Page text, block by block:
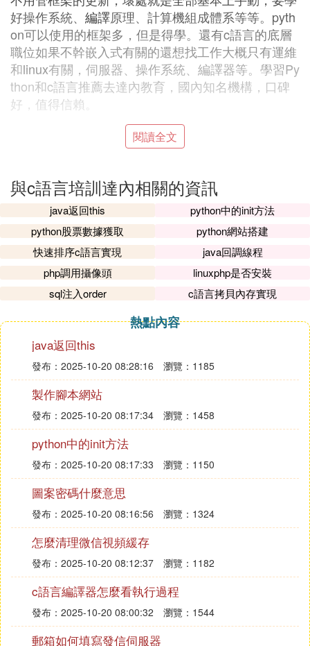
好操作系統、 編譯原理、計算機組成體系等等。pyth
on可以使用的框架多，但是得學。還有c語言的底層
職位如果不幹嵌入式有關的還想找工作大概只有運維
和linux有關，伺服器、操作系統、編譯器等。學習Py
thon和c語言推薦去達內教育，國內知名機構，口碑
好，值得信賴。
達內教育目前已在北京、上海、廣州、深圳、大連、
0多人，累計培訓量已學員已達100萬人次。達內集團
憑借雄厚的技術研發實力、過硬的教學質量、成熟的
就業服務團隊，為學員提供強大的職業競爭力，在用
人企業中樹立了良好的口碑。 感興趣的話點擊此
處，免費學習一下
想了解更多有關Python和c語言的相關信息，推薦咨
詢達內教育。達內教育已從事19年IT技術培訓，累計
培養100萬學員，並且獨創TTS8.0教學系統，1v1督
學，跟蹤式學習，有疑問隨時溝通。該機構26大課程
體系緊跟企業需求，企業級項目，課程穿插大廠真實
項目講解，對標企業人才標准，制定專業學習計劃，
囊括主流熱點技術,助力學生更好的學習。
④ 深圳嵌入式培訓機構哪家好
深圳嵌入式培訓機構比較好的有達內IT教育、深圳北
大青鳥、中科信軟等，具體介紹如下：
3、中科信軟（深圳校區）
中科信軟高級技術服務中心（簡稱中科信軟）高級技
術服務中心成立於2007年，是中國專業軟體技術服務
平台，上千種海量技術服務，上萬名專家技術人才，
成立13年來專注為國內外企事業單位提供專業技術服
務。
已為全國30多個城市，數百家企業完成「一站式整體
閱讀全文
與c語言培訓達內相關的資訊
java返回this
python中的init方法
python股票數據獲取
python網站搭建
快速排序c語言實現
java回調線程
php調用攝像頭
linuxphp是否安裝
sql注入order
c語言拷貝內存實現
熱點內容
java返回this
發布：2025-10-20 08:28:16 瀏覽：1185
製作腳本網站
發布：2025-10-20 08:17:34 瀏覽：1458
python中的init方法
發布：2025-10-20 08:17:33 瀏覽：1150
圖案密碼什麼意思
發布：2025-10-20 08:16:56 瀏覽：1324
怎麼清理微信視頻緩存
發布：2025-10-20 08:12:37 瀏覽：1182
c語言編譯器怎麼看執行過程
發布：2025-10-20 08:00:32 瀏覽：1544
郵箱如何填寫發信伺服器